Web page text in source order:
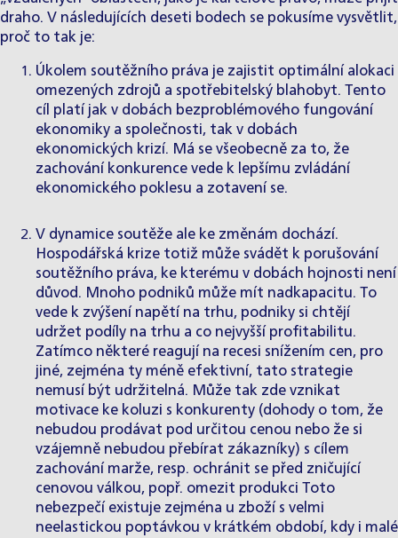
draho. V následujících deseti bodech se pokusíme vysvětlit,
proč to tak je:
Úkolem soutěžního práva je zajistit optimální alokaci
omezených zdrojů a spotřebitelský blahobyt. Tento
cíl platí jak v dobách bezproblémového fungování
ekonomiky a společnosti, tak v dobách
ekonomických krizí. Má se všeobecně za to, že
zachování konkurence vede k lepšímu zvládání
ekonomického poklesu a zotavení se.
V dynamice soutěže ale ke změnám dochází.
Hospodářská krize totiž může svádět k porušování
soutěžního práva, ke kterému v dobách hojnosti není
důvod. Mnoho podniků může mít nadkapacitu. To
vede k zvýšení napětí na trhu, podniky si chtějí
udržet podíly na trhu a co nejvyšší profitabilitu.
Zatímco některé reagují na recesi snížením cen, pro
jiné, zejména ty méně efektivní, tato strategie
nemusí být udržitelná. Může tak zde vznikat
motivace ke koluzi s konkurenty (dohody o tom, že
nebudou prodávat pod určitou cenou nebo že si
vzájemně nebudou přebírat zákazníky) s cílem
zachování marže, resp. ochránit se před zničující
cenovou válkou, popř. omezit produkci Toto
nebezpečí existuje zejména u zboží s velmi
neelastickou poptávkou v krátkém období, kdy i malé